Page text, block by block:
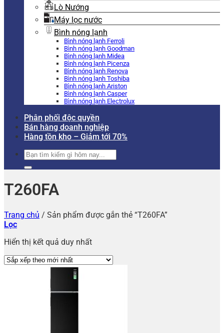
Lò Nướng
Máy lọc nước
Bình nóng lạnh
Bình nóng lạnh Ferroli
Bình nóng lạnh Goodman
Bình nóng lạnh Midea
Bình nóng lạnh Picenza
Bình nóng lạnh Renova
Bình nóng lạnh Toshiba
Bình nóng lạnh Ariston
Bình nóng lạnh Casper
Bình nóng lạnh Electrolux
Phân phối độc quyền
Bán hàng doanh nghiệp
Hàng tồn kho – Giảm tới 70%
Tìm
kiếm:
T260FA
Trang chủ / Sản phẩm được gắn thẻ “T260FA”
Lọc
Hiển thị kết quả duy nhất